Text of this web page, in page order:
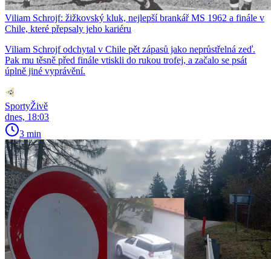
Viliam Schrojf: žižkovský kluk, nejlepší brankář MS 1962 a finále v
Chile, které přepsaly jeho kariéru
Viliam Schrojf odchytal v Chile pět zápasů jako neprůstřelná zeď.
Pak mu těsně před finále vtiskli do rukou trofej, a začalo se psát
úplně jiné vyprávění.
SportyŽivě
dnes, 18:03
3 min